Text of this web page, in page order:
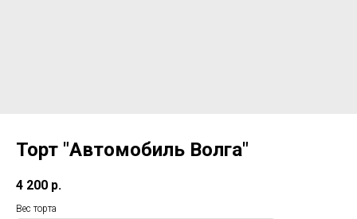
Торт "Автомобиль Волга"
4 200 р.
Вес торта